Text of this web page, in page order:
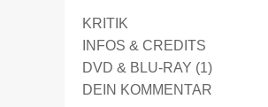
KRITIK
INFOS & CREDITS
DVD & BLU-RAY (1)
DEIN KOMMENTAR